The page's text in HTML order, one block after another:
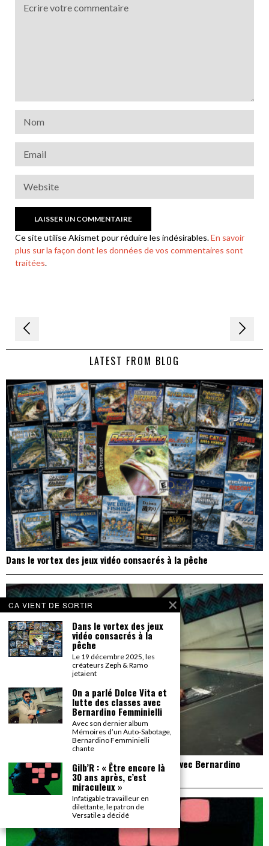
Ce site utilise Akismet pour réduire les indésirables.En savoir
plus sur la façon dont les données de vos commentaires sont
traitées.
Navigation
de LATEST FROM BLOG
Dans le vortex des jeux vidéo consacrés à la pêche
On a parlé Dolce Vita et lutte des classes avec Bernardino
Femminielli
CA VIENT DE SORTIR
Dans le vortex des jeux
vidéo consacrés à la
pêche
Le 19 décembre 2025, les
créateurs Zeph & Ramo
jetaient
On a parlé Dolce Vita et
lutte des classes avec
Bernardino Femminielli
Avec son dernier album
Mémoires d’un Auto-Sabotage,
Bernardino Femminielli
chante
Gilb’R : « Être encore là
30 ans après, c’est
miraculeux »
Infatigable travailleur en
dilettante, le patron de
Versatile a décidé